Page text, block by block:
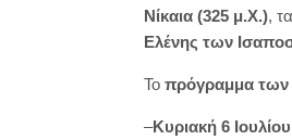
Νίκαια (325 μ.Χ.),
Ελένης των
Το πρόγραμμα των
–Κυριακή 6 Ιουλίου